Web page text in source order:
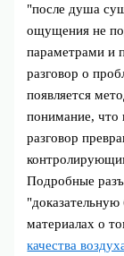
"после душа
ощущения не
параметрами и
разговор о
появляется
понимание, что
разговор
Подробные
материалах о
качества